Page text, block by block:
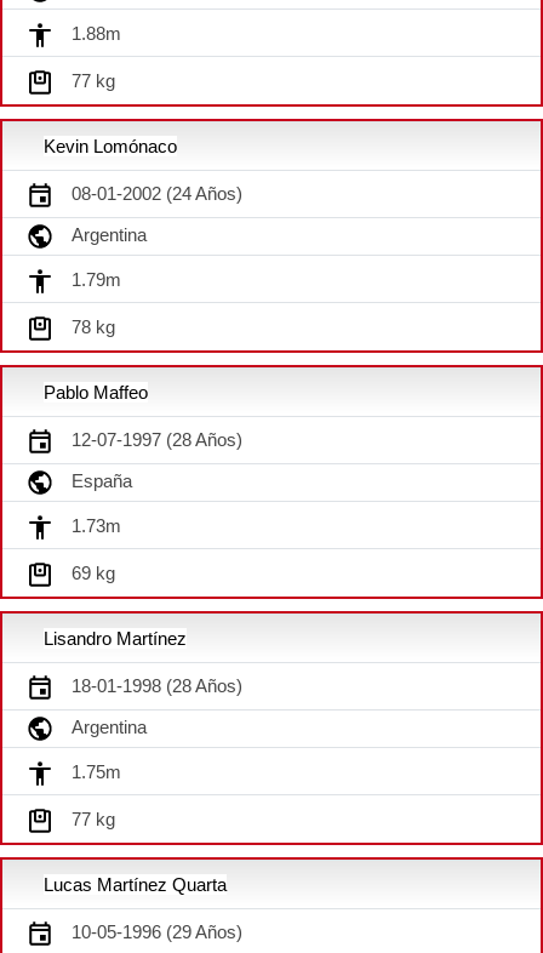
1.88m
77 kg
Kevin Lomónaco
08-01-2002 (24 Años)
Argentina
1.79m
78 kg
Pablo Maffeo
12-07-1997 (28 Años)
España
1.73m
69 kg
Lisandro Martínez
18-01-1998 (28 Años)
Argentina
1.75m
77 kg
Lucas Martínez Quarta
10-05-1996 (29 Años)